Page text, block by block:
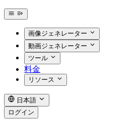
画像ジェネレーター
動画ジェネレーター
ツール
料金
リソース
日本語
ログイン